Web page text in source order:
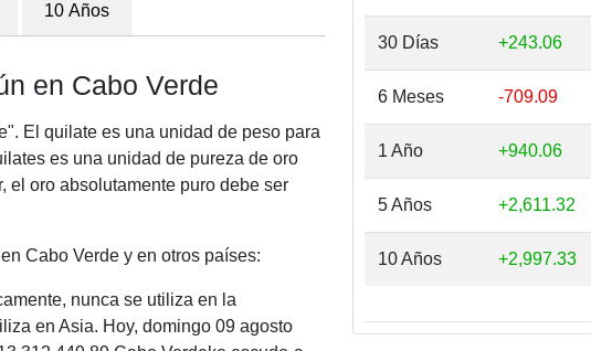
10 Años
en Cabo Verde
El quilate es una unidad de peso para
es una unidad de pureza de oro
el oro absolutamente puro debe ser
Cabo Verde y en otros países:
nunca se utiliza en la
en Asia. Hoy, domingo 09 agosto
30 Días +243.06
6 Meses -709.09
1 Año +940.06
5 Años +2,611.32
10 Años +2,997.33